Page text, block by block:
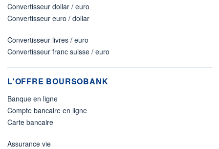
Convertisseur dollar / euro
Convertisseur euro / dollar
Convertisseur livres / euro
Convertisseur franc suisse / euro
L'OFFRE BOURSOBANK
Banque en ligne
Compte bancaire en ligne
Carte bancaire
Assurance vie